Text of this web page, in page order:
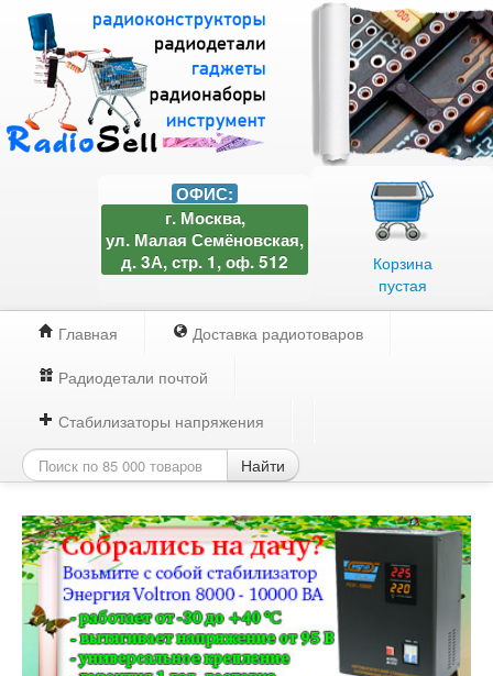
Корзина
пустая
ОФИС:
г. Москва,
ул. Малая Семёновская,
д. 3А, стр. 1, оф. 512
Главная
Доставка радиотоваров
Радиодетали почтой
Стабилизаторы напряжения
Найти